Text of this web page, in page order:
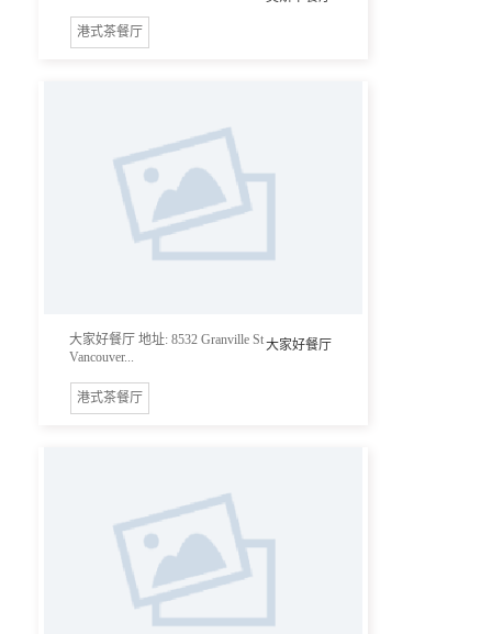
港式茶餐厅
大家好餐厅
大家好餐厅 地址: 8532 Granville St
Vancouver...
港式茶餐厅